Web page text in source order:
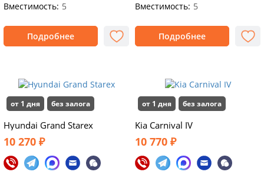
Вместимость: 5
Подробнее
Вместимость: 5
Подробнее
от 1 дня без залога
Hyundai Grand Starex
10 270 ₽
от 1 дня без залога
Kia Carnival IV
10 770 ₽